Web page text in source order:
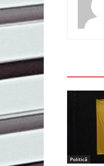
Politică